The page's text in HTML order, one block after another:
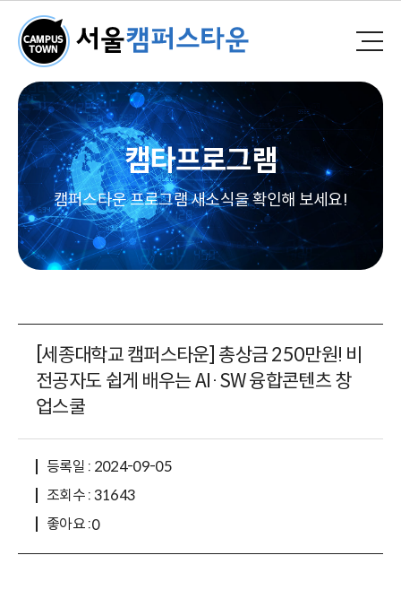
캠타프로그램
캠퍼스타운 프로그램 새소식을 확인해 보세요!
[세종대학교 캠퍼스타운] 총상금 250만원! 비
전공자도 쉽게 배우는 AI·SW 융합콘텐츠 창
업스쿨
등록일 : 2024-09-05
조회수 : 31643
좋아요 :0